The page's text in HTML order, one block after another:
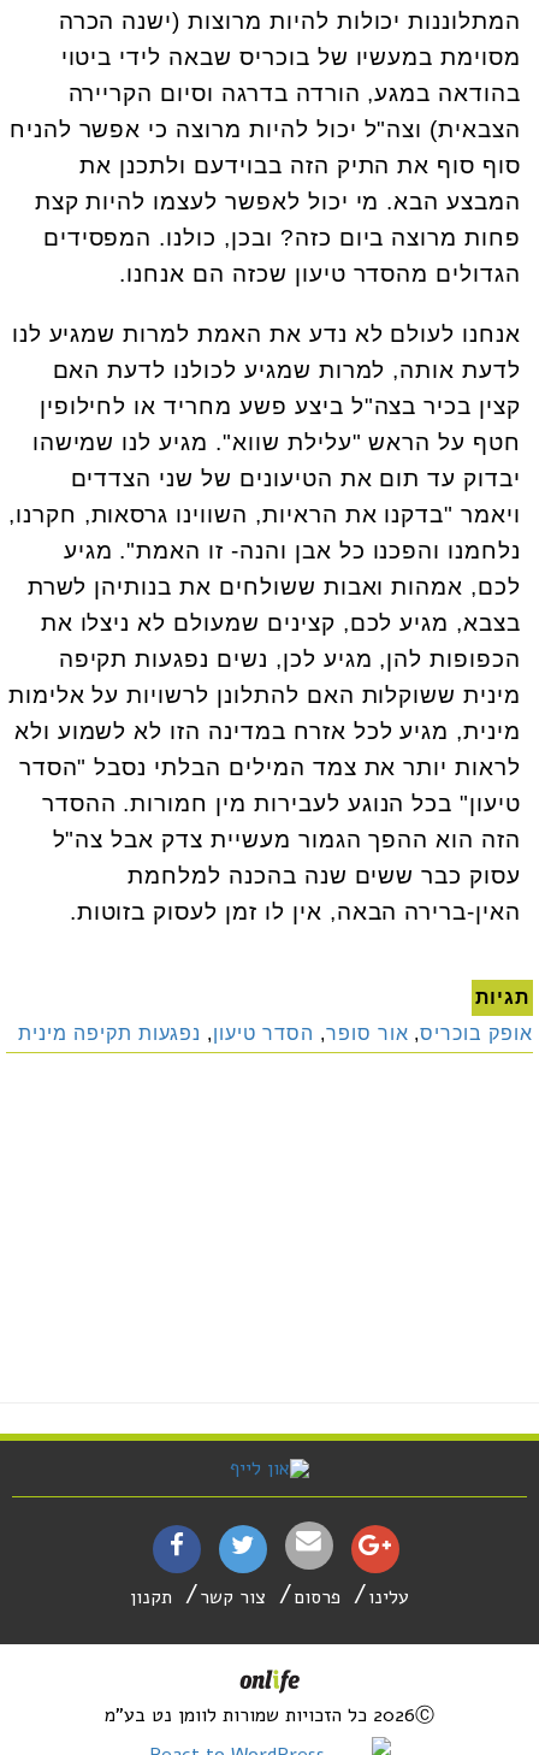
המתלוננות יכולות להיות מרוצות (ישנה הכרה
מסוימת במעשיו של בוכריס שבאה לידי ביטוי
בהודאה במגע, הורדה בדרגה וסיום הקריירה
הצבאית) וצה"ל יכול להיות מרוצה כי אפשר להניח
סוף סוף את התיק הזה בבוידעם ולתכנן את
המבצע הבא. מי יכול לאפשר לעצמו להיות קצת
פחות מרוצה ביום כזה? ובכן, כולנו. המפסידים
הגדולים מהסדר טיעון שכזה הם אנחנו.
אנחנו לעולם לא נדע את האמת למרות שמגיע לנו
לדעת אותה, למרות שמגיע לכולנו לדעת האם
קצין בכיר בצה"ל ביצע פשע מחריד או לחילופין
חטף על הראש "עלילת שווא". מגיע לנו שמישהו
יבדוק עד תום את הטיעונים של שני הצדדים
ויאמר "בדקנו את הראיות, השווינו גרסאות, חקרנו,
נלחמנו והפכנו כל אבן והנה- זו האמת". מגיע
לכם, אמהות ואבות ששולחים את בנותיהן לשרת
בצבא, מגיע לכם, קצינים שמעולם לא ניצלו את
הכפופות להן, מגיע לכן, נשים נפגעות תקיפה
מינית ששוקלות האם להתלונן לרשויות על אלימות
מינית, מגיע לכל אזרח במדינה הזו לא לשמוע ולא
לראות יותר את צמד המילים הבלתי נסבל "הסדר
טיעון" בכל הנוגע לעבירות מין חמורות. ההסדר
הזה הוא ההפך הגמור מעשיית צדק אבל צה"ל
עסוק כבר ששים שנה בהכנה למלחמת
האין-ברירה הבאה, אין לו זמן לעסוק בזוטות.
תגיות
אופק בוכריס, אור סופר, הסדר טיעון, נפגעות תקיפה מינית
עלינו פרסום צור קשר תקנון
2026Ⓒ כל הזכויות שמורות לוומן נט בע"מ